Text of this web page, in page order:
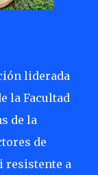
liderada
la Facultad
de la
de
resistente a